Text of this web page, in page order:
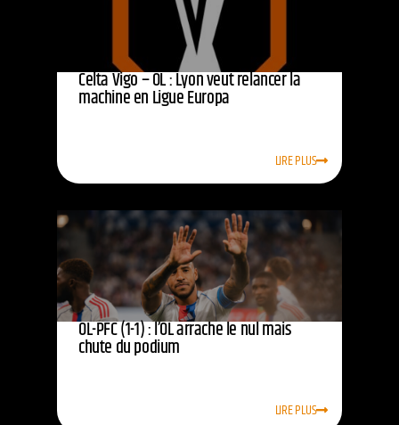
Celta Vigo – OL : Lyon veut relancer la
machine en Ligue Europa
LIRE PLUS
OL-PFC (1-1) : l’OL arrache le nul mais
chute du podium
LIRE PLUS